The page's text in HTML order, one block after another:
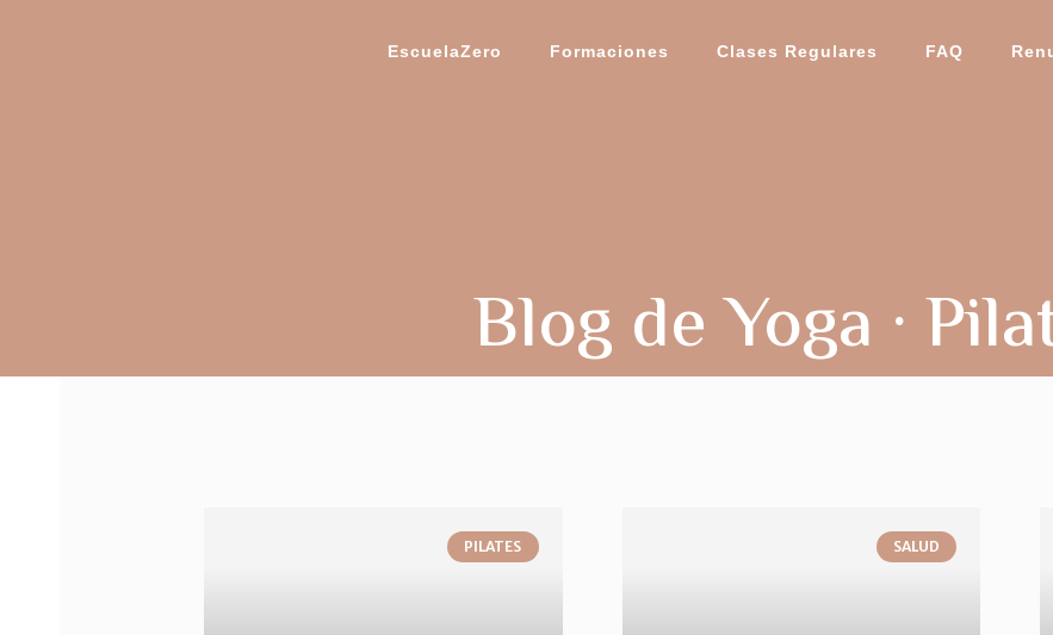
EscuelaZero Formaciones Clases Regulares FAQ
Blog de Yoga ·
PILATES SALUD